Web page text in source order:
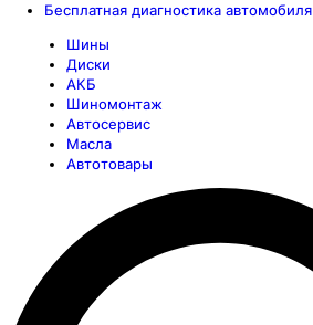
Бесплатная диагностика автомобиля
Шины
Диски
АКБ
Шиномонтаж
Автосервис
Масла
Автотовары